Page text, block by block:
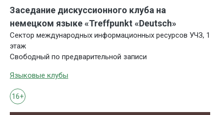
Заседание дискуссионного клуба на
немецком языке «Treffpunkt «Deutsch»
Сектор международных информационных ресурсов УЧЗ, 1
этаж
Свободный по предварительной записи
Языковые клубы
16+